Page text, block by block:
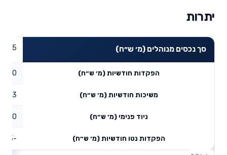
יתרות
סך נכסים מנוהלים (מ׳ ש״ח)
הפקדות חודשיות (מ׳ ש״ח) 0
משיכות חודשיות (מ׳ ש״ח) 0.03
ניוד פנימי (מ׳ ש״ח) 0
הפקדות נטו חודשיות (מ׳ ש״ח) -0.03